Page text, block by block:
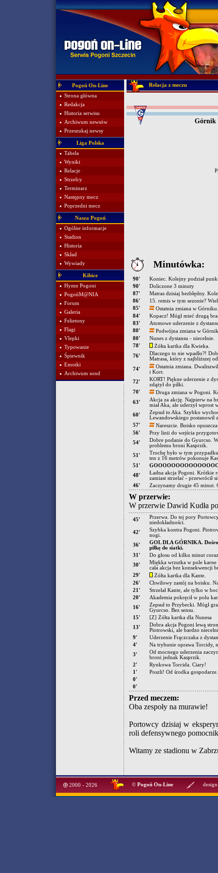
Pogoń On-Line
Strona główna
Redakcja
Historia serwisu
Archiwum newsów
Przeszukaj newsy
Liga Polska
Tabela
Wyniki
Relacje
Strzelcy
Terminarz
Następny mecz
Poprzedni mecz
Nasza Pogoń
Ogólne informacje
Stadion
Historia
Skład
Wywiady
Kibice
Hymn Pogoni
PogońM@NIA
Forum
Galeria
Felietony
Flagi
Vlepki
Typowanie
Śpiewnik
Emotki
Archiwum sond
Relacja z meczu
Górnik
Minutówka:
90'
Koniec. Kolejny podział
90'
Doliczone 3 minuty
87'
Matras dzisiaj bezbłędny.
86'
15. remis w tym sezonie?
85'
Ostatnia zmiana w
84'
Kopacz! Mógł mieć drugą
83'
Atomowe uderzenie z
80'
Podwójna zmiana w
80'
Nunes z dystansu - niecelnie.
78'
Żółta kartka dla Kwieka.
76'
Dlaczego to nie wpadło?!
Matrasa, który z najbliższej
74'
Ostatnia zmiana.
i Kort.
72'
KORT! Piękne uderzenie z
zdążył do piłki.
70'
Druga zmiana w Pogoni.
63'
Akcja za akcję. Najpierw na
miał Aka, ale uderzył wprost
60'
Zepsuł to Aka. Szybko
Lewandowskiego postanowił
57'
Nareszcie. Boisko
56'
Przy linii do wejścia
54'
Dobre podanie do Gyurcso.
problemu broni Kasprzik.
51'
Trochę było w tym
ten z 16 metrów pokonuje
51'
48'
Ładna akcja Pogoni. Krótkie
zamiast strzelać - przewrócił
46'
Zaczynamy drugie 45 minut.
W przerwie:
W przerwie Dawid Kudła
45'
Przerwa. Do tej pory
niedokładności.
42'
Szybka kontra Pogoni.
nogi.
36'
GOL DLA GÓRNIKA.
piłkę do siatki.
31'
Do głosu od kilku minut
30'
Miękka wrzutka w pole karne
cała akcja bez konsekwencji
29'
Żółta kartka dla Kante.
26'
Chwilowy zastój na boisku.
21'
Strzelał Kante, ale tylko w
20'
Akademia pokręcił w polu
16'
Zepsuł to Przybecki. Mógł
Gyurcso. Bez sensu.
15'
[Z] Żółta kartka dla Nunesa
13'
Dobra akcja Pogoni lewą
Piotrowski, ale bardzo
9'
Uderzenie Frączczaka z
4'
Na trybunie oprawa Torcidy,
3'
Od mocnego uderzenia
broni jednak Kasprzik.
2'
Rynkowa Torcida. Ciary!
1'
Poszli! Od środka gospodarze.
0'
0'
Przed meczem:
Oba zespoły na murawie!
Portowcy dzisiaj w
roli defensywnego
Witamy ze stadionu w
2000 - 2026 © Pogoń On-Line